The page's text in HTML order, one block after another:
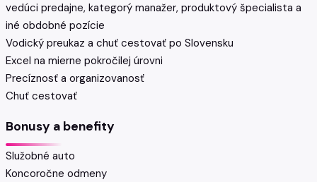
vedúci predajne, kategorý manažer, produktový špecialista a
iné obdobné pozície
Vodický preukaz a chuť cestovať po Slovensku
Excel na mierne pokročilej úrovni
Precíznosť a organizovanosť
Chuť cestovať
Bonusy a benefity
Služobné auto
Koncoročne odmeny